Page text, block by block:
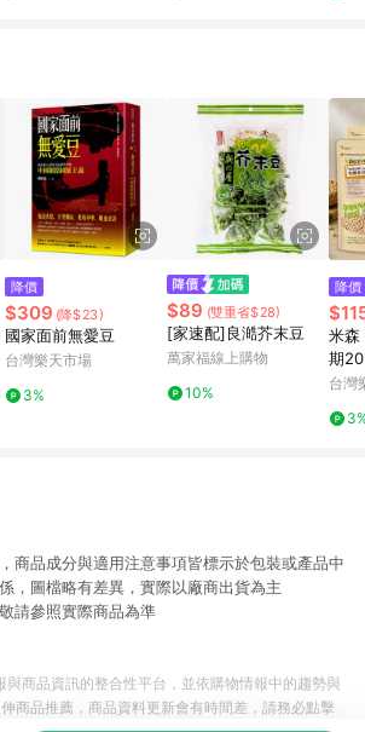
降價
$309 (降$23)
國家面前無愛豆
台灣樂天市場
3%
$89 (雙重省$28)
[家速配]良澔芥末豆
萬家福線上購物
10%
降價
米森
期
台灣
商品成分與適用注意事項皆標示於包裝或產品中
，圖檔略有差異，實際以廠商出貨為主
請參照實際商品為準
與商品資訊的整合性平台，並依購物情報中的趨勢與
商品推薦，商品資料更新會有時間差，請務必點擊